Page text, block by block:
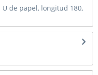
de papel, longitud 180,